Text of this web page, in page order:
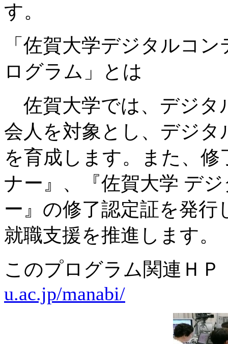
す。
「佐賀大学デジタルコ
ログラム」とは
佐賀大学では、デジタ
会人を対象とし、デジ
を育成します。また、修
ナー』、『佐賀大学 デ
ー』の修了認定証を発
就職支援を推進します。
このプログラム関連Ｈ
u.ac.jp/manabi/